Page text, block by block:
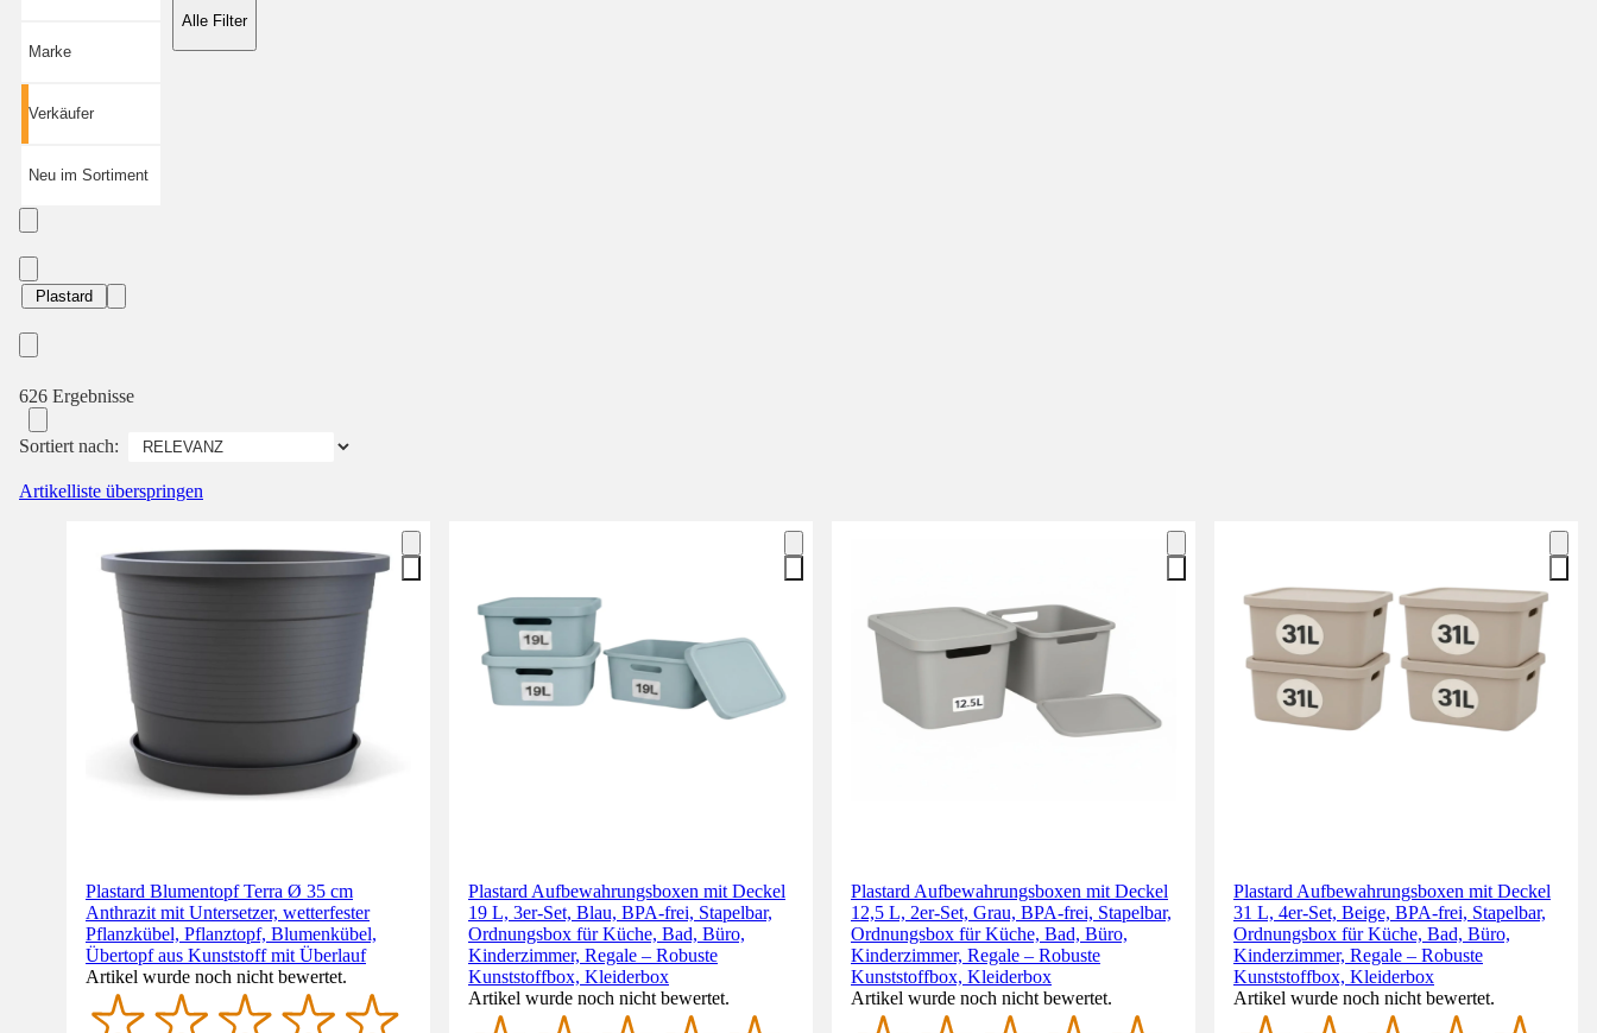
Marke
Verkäufer
Neu im Sortiment
Alle Filter
Plastard
626 Ergebnisse
Sortiert nach:
Artikelliste überspringen
Plastard Blumentopf Terra Ø 35 cm
Anthrazit mit Untersetzer, wetterfester
Pflanzkübel, Pflanztopf, Blumenkübel,
Übertopf aus Kunststoff mit Überlauf
Artikel wurde noch nicht bewertet.
Plastard Aufbewahrungsboxen mit Deckel
19 L, 3er-Set, Blau, BPA-frei, Stapelbar,
Ordnungsbox für Küche, Bad, Büro,
Kinderzimmer, Regale – Robuste
Kunststoffbox, Kleiderbox
Artikel wurde noch nicht bewertet.
Plastard Aufbewahrungsboxen mit Deckel
12,5 L, 2er-Set, Grau, BPA-frei, Stapelbar,
Ordnungsbox für Küche, Bad, Büro,
Kinderzimmer, Regale – Robuste
Kunststoffbox, Kleiderbox
Artikel wurde noch nicht bewertet.
Plastard Aufbewahrungsboxen mit Deckel
31 L, 4er-Set, Beige, BPA-frei, Stapelbar,
Ordnungsbox für Küche, Bad, Büro,
Kinderzimmer, Regale – Robuste
Kunststoffbox, Kleiderbox
Artikel wurde noch nicht bewertet.